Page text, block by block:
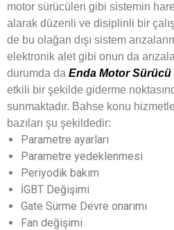
motor sürücüleri gibi sistemin
alarak düzenli ve disiplinli bir
de bu olağan dışı sistem
elektronik alet gibi onun da
durumda da Enda Motor Sürücü
etkili bir şekilde giderme
sunmaktadır. Bahse konu
bazıları şu şekildedir:
Parametre ayarları
Parametre yedeklenmesi
Periyodik bakım
İGBT Değişimi
Gate Sürme Devre onarımı
Fan değişimi